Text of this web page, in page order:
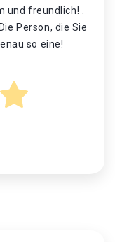
und freundlich! .
Person, die Sie
so eine!